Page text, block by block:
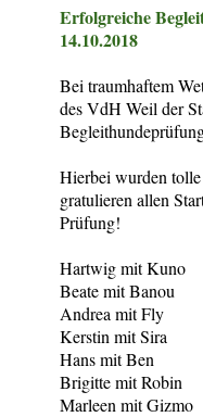
Erfolgreiche
14.10.2018
Bei traumhaftem
des VdH Weil der
Hierbei wurden
gratulieren allen
Prüfung!
Hartwig mit Kuno
Beate mit Banou
Andrea mit Fly
Kerstin mit Sira
Hans mit Ben
Brigitte mit Robin
Marleen mit Gizmo